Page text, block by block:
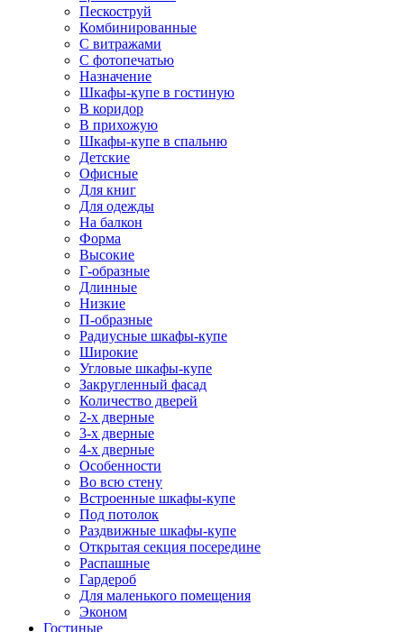
Пескоструй
Комбинированные
С витражами
С фотопечатью
Назначение
Шкафы-купе в гостиную
В коридор
В прихожую
Шкафы-купе в спальню
Детские
Офисные
Для книг
Для одежды
На балкон
Форма
Высокие
Г-образные
Длинные
Низкие
П-образные
Радиусные шкафы-купе
Широкие
Угловые шкафы-купе
Закругленный фасад
Количество дверей
2-х дверные
3-х дверные
4-х дверные
Особенности
Во всю стену
Встроенные шкафы-купе
Под потолок
Раздвижные шкафы-купе
Открытая секция посередине
Распашные
Гардероб
Для маленького помещения
Эконом
Гостиные